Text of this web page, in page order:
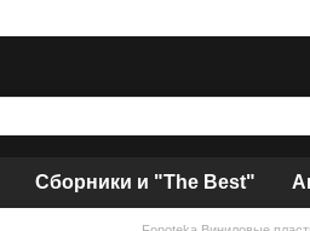
Сборники и "The Best"